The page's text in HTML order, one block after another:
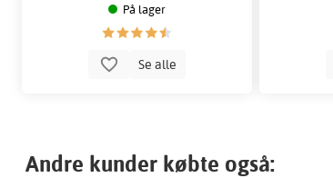
På lager
Se alle
Andre kunder købte også: